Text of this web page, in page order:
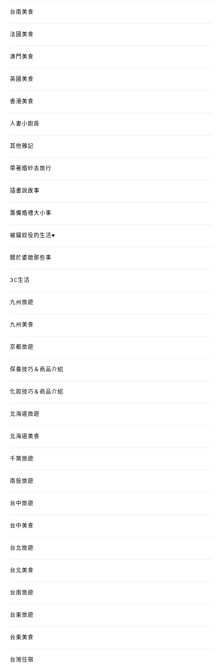
台南美食
法國美食
澳門美食
英國美食
香港美食
人妻小廚房
其他雜記
帶著婚紗去旅行
插畫說故事
籌備婚禮大小事
被貓奴役的生活♥
關於婆媳那些事
3C生活
九州旅遊
九州美食
京都旅遊
保養技巧＆商品介紹
化妝技巧＆商品介紹
北海道旅遊
北海道美食
千葉旅遊
南投旅遊
台中旅遊
台中美食
台北旅遊
台北美食
台南旅遊
台東旅遊
台東美食
台灣住宿